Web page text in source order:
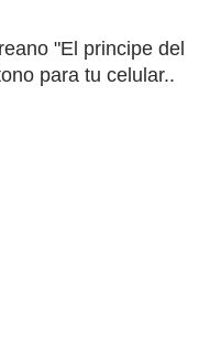
"El principe del
para tu celular..